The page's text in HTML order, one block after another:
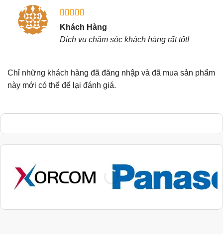
Được xếp
hạng55
sao
Khách Hàng
Dịch vụ chăm sóc khách hàng rất tốt!
Chỉ những khách hàng đã đăng nhập và đã mua sản phẩm
này mới có thể để lại đánh giá.